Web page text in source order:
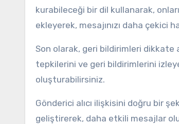
kurabileceği bir dil kullanarak,
ekleyerek, mesajınızı daha çekici
Son olarak, geri bildirimleri dikkate
tepkilerini ve geri bildirimlerini
oluşturabilirsiniz.
Gönderici alıcı ilişkisini doğru bir
geliştirerek, daha etkili mesajlar